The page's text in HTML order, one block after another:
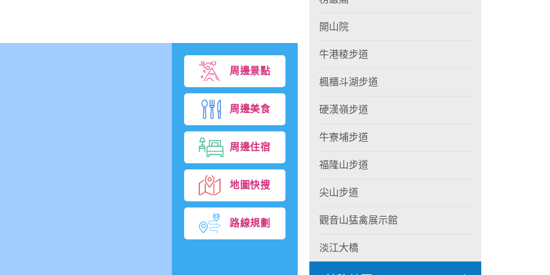
周邊景點
周邊美食
周邊住宿
地圖快搜
路線規劃
開山院
牛港稜步道
楓櫃斗湖步道
硬漢嶺步道
牛寮埔步道
福隆山步道
尖山步道
觀音山猛禽展示館
淡江大橋